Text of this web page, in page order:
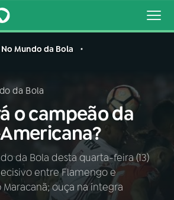
Buscar
AO VIVO
No Mundo da Bola
da Bola
o campeão da
da Bola desta quarta-feira (13)
entre Flamengo e
ouça na íntegra